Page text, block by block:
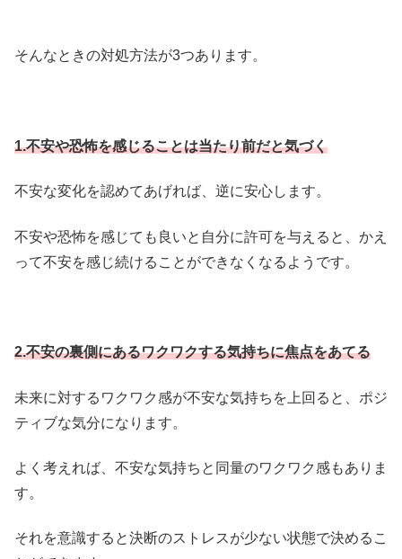
そんなときの対処方法が3つあります。
1.不安や恐怖を感じることは当たり前だと気づく
不安な変化を認めてあげれば、逆に安心します。
不安や恐怖を感じても良いと自分に許可を与えると、かえ
って不安を感じ続けることができなくなるようです。
2.不安の裏側にあるワクワクする気持ちに焦点をあてる
未来に対するワクワク感が不安な気持ちを上回ると、ポジ
ティブな気分になります。
よく考えれば、不安な気持ちと同量のワクワク感もありま
す。
それを意識すると決断のストレスが少ない状態で決めるこ